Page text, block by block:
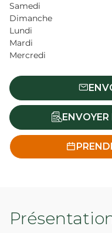
Samedi
Dimanche
Lundi
Mardi
Mercredi